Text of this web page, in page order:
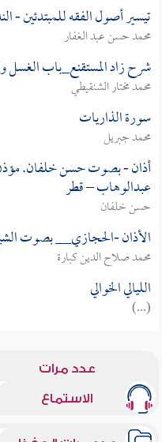
تيسير أصول الفقه للمبتدئين -
محمد حسن عبد الغفار
شرح زاد المستقنع_باب الغسل
محمد مختار الشنقيطي
سورة الذاريات
محمد جبريل
أذان - بصوت حسن خلفان.
عبدالوهاب – قطر
حسن خلفان
الأذان -الحجازي__ بصوت
محمد صلاح الدين كبارة
الليالي الخوالي
(...)
عدد مرات
الاستماع